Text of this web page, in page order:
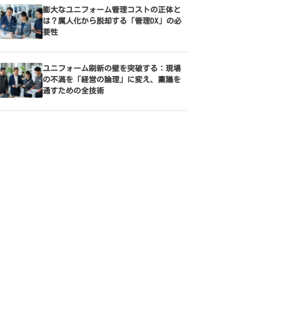
膨大なユニフォーム管理コストの正体と
は？属人化から脱却する「管理DX」の必
要性
ユニフォーム刷新の壁を突破する：現場
の不満を「経営の論理」に変え、稟議を
通すための全技術